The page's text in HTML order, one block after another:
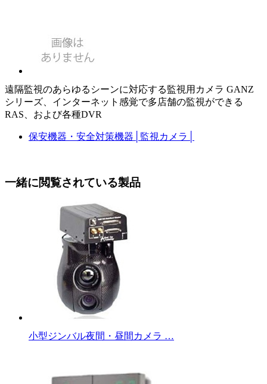
遠隔監視のあらゆるシーンに対応する監視用カメラ GANZ
シリーズ、インターネット感覚で多店舗の監視ができる
RAS、および各種DVR
保安機器・安全対策機器 監視カメラ
一緒に閲覧されている製品
小型ジンバル夜間・昼間カメラ …